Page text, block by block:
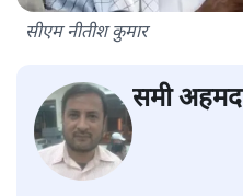
सीएम नीतीश कुमार
समी अहमद